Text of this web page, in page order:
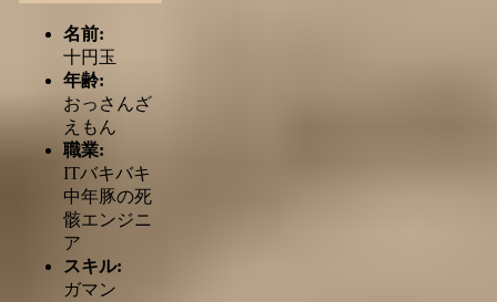
名前:
十円玉
年齢:
おっさんざ
えもん
職業:
ITバキバキ
中年豚の死
骸エンジニ
ア
スキル:
ガマン